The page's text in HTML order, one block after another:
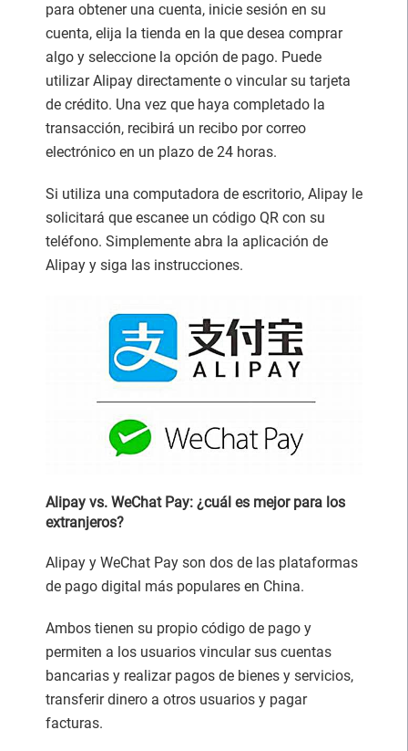
para obtener una cuenta, inicie sesión en su
cuenta, elija la tienda en la que desea comprar
algo y seleccione la opción de pago. Puede
utilizar Alipay directamente o vincular su tarjeta
de crédito. Una vez que haya completado la
transacción, recibirá un recibo por correo
electrónico en un plazo de 24 horas.
Si utiliza una computadora de escritorio, Alipay le
solicitará que escanee un código QR con su
teléfono. Simplemente abra la aplicación de
Alipay y siga las instrucciones.
Alipay vs. WeChat Pay: ¿cuál es mejor para los
extranjeros?
Alipay y WeChat Pay son dos de las plataformas
de pago digital más populares en China.
Ambos tienen su propio código de pago y
permiten a los usuarios vincular sus cuentas
bancarias y realizar pagos de bienes y servicios,
transferir dinero a otros usuarios y pagar
facturas.